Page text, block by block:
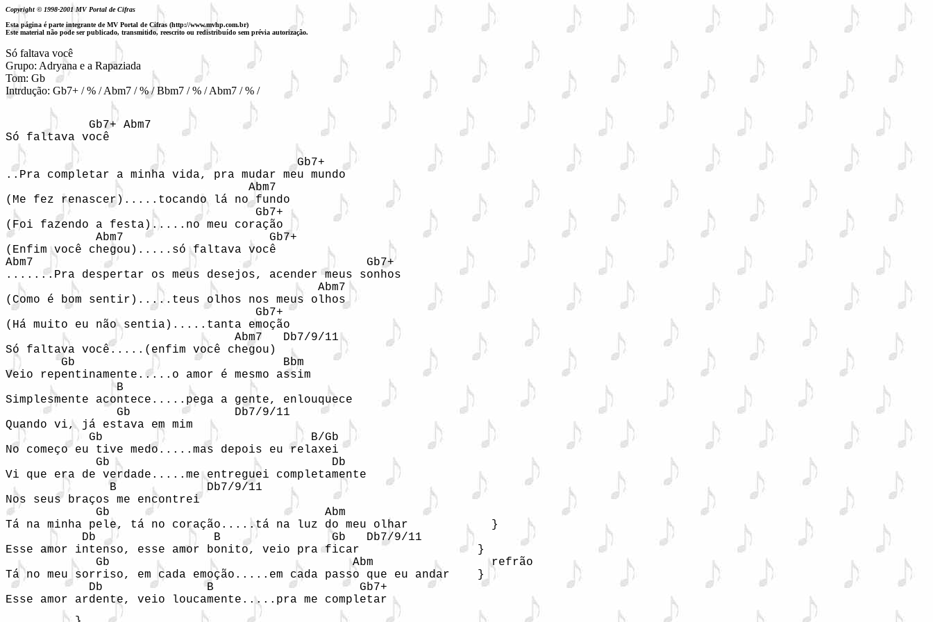
Copyright © 1998-2001 MV Portal de Cifras
Esta página é parte integrante de MV Portal de Cifras (http://www.mvhp.com.br)
Este material não pode ser publicado, transmitido, reescrito ou redistribuído sem prévia autorização.
Só faltava você
Grupo: Adryana e a Rapaziada
Tom: Gb
Intrdução: Gb7+ / % / Abm7 / % / Bbm7 / % / Abm7 / % /
            Gb7+ Abm7
Só faltava você
                                          Gb7+
..Pra completar a minha vida, pra mudar meu mundo
                                   Abm7
(Me fez renascer).....tocando lá no fundo
                                    Gb7+
(Foi fazendo a festa).....no meu coração
             Abm7                     Gb7+
(Enfim você chegou).....só faltava você
Abm7                                                Gb7+
.......Pra despertar os meus desejos, acender meus sonhos
                                             Abm7
(Como é bom sentir).....teus olhos nos meus olhos
                                    Gb7+
(Há muito eu não sentia).....tanta emoção
                                 Abm7   Db7/9/11
Só faltava você.....(enfim você chegou)
        Gb                              Bbm
Veio repentinamente.....o amor é mesmo assim
                B
Simplesmente acontece.....pega a gente, enlouquece
                Gb               Db7/9/11
Quando vi, já estava em mim
            Gb                              B/Gb
No começo eu tive medo.....mas depois eu relaxei
             Gb                                Db
Vi que era de verdade.....me entreguei completamente
               B             Db7/9/11
Nos seus braços me encontrei
             Gb                               Abm
Tá na minha pele, tá no coração.....tá na luz do meu olhar            }
           Db                 B                Gb   Db7/9/11
Esse amor intenso, esse amor bonito, veio pra ficar                 }
             Gb                                   Abm                 refrão
Tá no meu sorriso, em cada emoção.....em cada passo que eu andar    }
            Db               B                     Gb7+
Esse amor ardente, veio loucamente.....pra me completar